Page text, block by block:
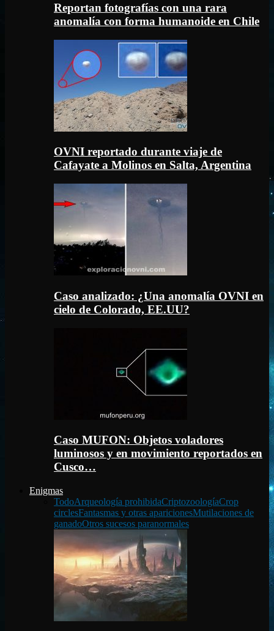
Reportan fotografías con una rara
anomalía con forma humanoide en Chile
OVNI reportado durante viaje de
Cafayate a Molinos en Salta, Argentina
Caso analizado: ¿Una anomalía OVNI en
cielo de Colorado, EE.UU?
Caso MUFON: Objetos voladores
luminosos y en movimiento reportados en
Cusco…
Enigmas
TodoArqueología prohibidaCriptozoologíaCrop
circlesFantasmas y otras aparicionesMutilaciones de
ganadoOtros sucesos paranormales